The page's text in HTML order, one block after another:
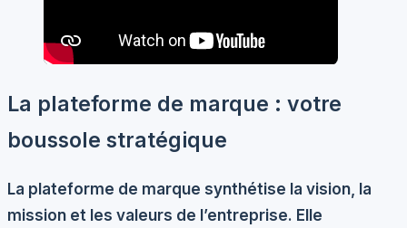
La plateforme de marque : votre
boussole stratégique
La plateforme de marque synthétise la vision, la
mission et les valeurs de l’entreprise. Elle